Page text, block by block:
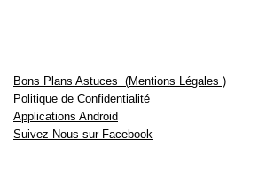
Bons Plans Astuces (Mentions Légales )
Politique de Confidentialité
Applications Android
Suivez Nous sur Facebook